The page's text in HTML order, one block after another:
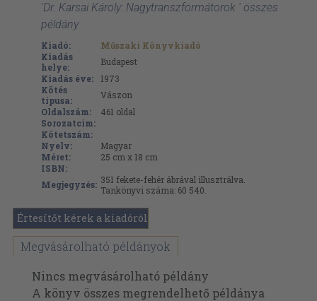
'Dr. Karsai Károly: Nagytranszformátorok ' összes
példány
Kiadó:
Műszaki Könyvkiadó
Kiadás
helye:
Budapest
Kiadás éve:
1973
Kötés
típusa:
Vászon
Oldalszám:
461 oldal
Sorozatcím:
Kötetszám:
Nyelv:
Magyar
Méret:
25 cm x 18 cm
ISBN:
Megjegyzés: 351 fekete-fehér ábrával illusztrálva.
Tankönyvi száma: 60 540.
Értesítőt kérek a kiadóról
Megvásárolható példányok
Nincs megvásárolható példány
A könyv összes megrendelhető példánya